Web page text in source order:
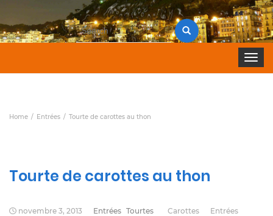
Search
for:
Toggle
Home Entrées Tourte de carottes au thon
Tourte de carottes au thon
novembre 3, 2013 Entrées Tourtes Carottes
Entrées